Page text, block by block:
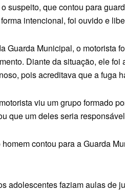
suspeito, que contou para
intencional, foi ouvido e
Guarda Municipal, o motorista
Diante da situação, ele
pois acreditava que a fuga
viu um grupo formado
que um deles seria
contou para a Guarda
adolescentes faziam aulas de